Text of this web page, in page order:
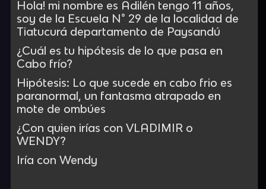
Hola! mi nombre es Adilén tengo 11 años,
soy de la Escuela N° 29 de la localidad de
Tiatucurá departamento de Paysandú
¿Cuál es tu hipótesis de lo que pasa en
Cabo frío?
Hipótesis: Lo que sucede en cabo frio es
paranormal, un fantasma atrapado en
mote de ombúes
¿Con quien irías con VLADIMIR o
WENDY?
Iría con Wendy